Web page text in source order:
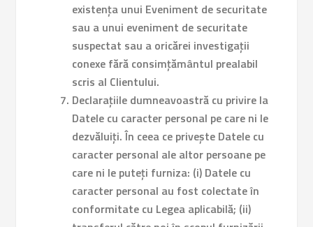
existența unui Eveniment de securitate
sau a unui eveniment de securitate
suspectat sau a oricărei investigații
conexe fără consimțământul prealabil
scris al Clientului.
Declarațiile dumneavoastră cu privire la
Datele cu caracter personal pe care ni le
dezvăluiți.În ceea ce privește Datele cu
caracter personal ale altor persoane pe
care ni le puteți furniza: (i) Datele cu
caracter personal au fost colectate în
conformitate cu Legea aplicabilă; (ii)